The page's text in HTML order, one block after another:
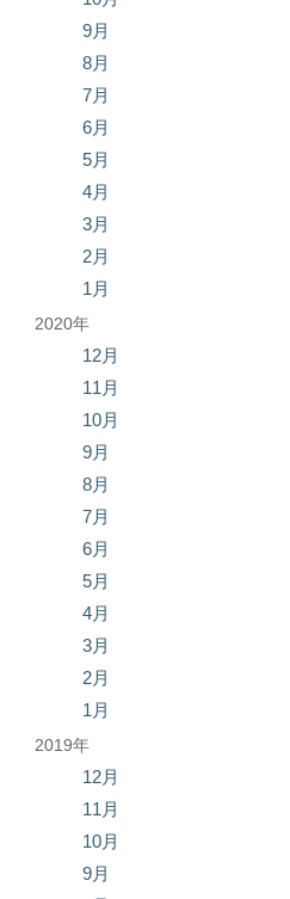
9月
8月
7月
6月
5月
4月
3月
2月
1月
2020年
12月
11月
10月
9月
8月
7月
6月
5月
4月
3月
2月
1月
2019年
12月
11月
10月
9月